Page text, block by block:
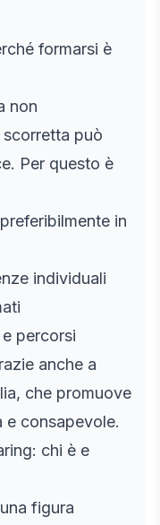
formarsi è
non
può
Per questo è
in
individuali
percorsi
anche a
che promuove
e consapevole.
chi è e
figura